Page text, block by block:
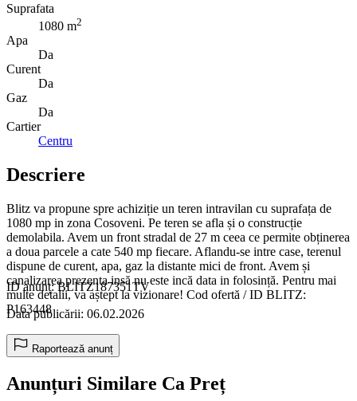
Suprafata
1080 m2
Apa
Da
Curent
Da
Gaz
Da
Cartier
Centru
Descriere
Blitz va propune spre achiziție un teren intravilan cu suprafața de
1080 mp in zona Cosoveni. Pe teren se afla și o construcție
demolabila. Avem un front stradal de 27 m ceea ce permite obținerea
a doua parcele a cate 540 mp fiecare. Aflandu-se intre case, terenul
dispune de curent, apa, gaz la distante mici de front. Avem și
canalizarea prezenta insă nu este incă data in folosință. Pentru mai
multe detalii, va aștept la vizionare! Cod ofertă / ID BLITZ:
P163448
ID anunț: BLITZ187351TV
Data publicării: 06.02.2026
Raportează anunț
Anunțuri Similare Ca Preț